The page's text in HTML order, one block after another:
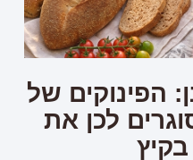
הפינוקים של
לכן את